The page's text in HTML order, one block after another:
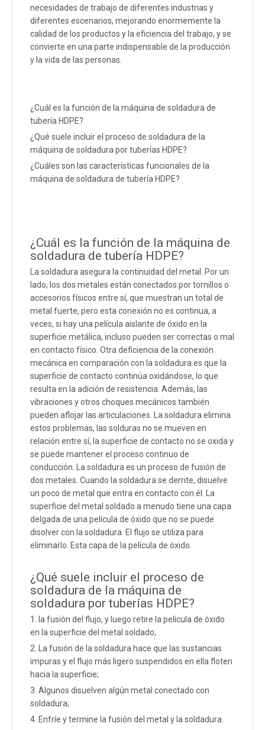
necesidades de trabajo de diferentes industrias y
diferentes escenarios, mejorando enormemente la
calidad de los productos y la eficiencia del trabajo, y se
convierte en una parte indispensable de la producción
y la vida de las personas.
¿Cuál es la función de la máquina de soldadura de
tubería HDPE?
¿Qué suele incluir el proceso de soldadura de la
máquina de soldadura por tuberías HDPE?
¿Cuáles son las características funcionales de la
máquina de soldadura de tubería HDPE?
¿Cuál es la función de la máquina de
soldadura de tubería HDPE?
La soldadura asegura la continuidad del metal. Por un
lado, los dos metales están conectados por tornillos o
accesorios físicos entre sí, que muestran un total de
metal fuerte, pero esta conexión no es continua, a
veces, si hay una película aislante de óxido en la
superficie metálica, incluso pueden ser correctas o mal
en contacto físico. Otra deficiencia de la conexión
mecánica en comparación con la soldadura es que la
superficie de contacto continúa oxidándose, lo que
resulta en la adición de resistencia. Además, las
vibraciones y otros choques mecánicos también
pueden aflojar las articulaciones. La soldadura elimina
estos problemas, las solduras no se mueven en
relación entre sí, la superficie de contacto no se oxida y
se puede mantener el proceso continuo de
conducción. La soldadura es un proceso de fusión de
dos metales. Cuando la soldadura se derrite, disuelve
un poco de metal que entra en contacto con él. La
superficie del metal soldado a menudo tiene una capa
delgada de una película de óxido que no se puede
disolver con la soldadura. El flujo se utiliza para
eliminarlo. Esta capa de la película de óxido.
¿Qué suele incluir el proceso de
soldadura de la máquina de
soldadura por tuberías HDPE?
1. la fusión del flujo, y luego retire la película de óxido
en la superficie del metal soldado;
2. La fusión de la soldadura hace que las sustancias
impuras y el flujo más ligero suspendidos en ella floten
hacia la superficie;
3. Algunos disuelven algún metal conectado con
soldadura;
4. Enfríe y termine la fusión del metal y la soldadura.